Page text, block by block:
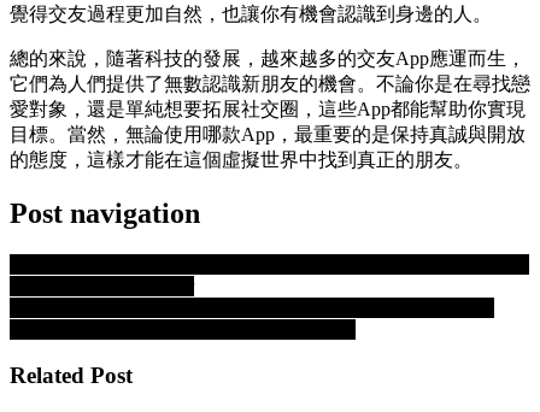
覺得交友過程更加自然，也讓你有機會認識到身邊的人。
總的來說，隨著科技的發展，越來越多的交友App應運而生，
它們為人們提供了無數認識新朋友的機會。不論你是在尋找戀
愛對象，還是單純想要拓展社交圈，這些App都能幫助你實現
目標。當然，無論使用哪款App，最重要的是保持真誠與開放
的態度，這樣才能在這個虛擬世界中找到真正的朋友。
Post navigation
Related Post